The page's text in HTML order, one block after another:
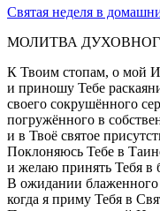
Святая неделя в
МОЛИТВА
К Твоим стопам, о мой
и приношу Тебе
своего сокрушённого
погружённого в
и в Твоё святое
Поклоняюсь Тебе в
и желаю принять Тебя в
В ожидании блаженного
когда я приму Тебя в